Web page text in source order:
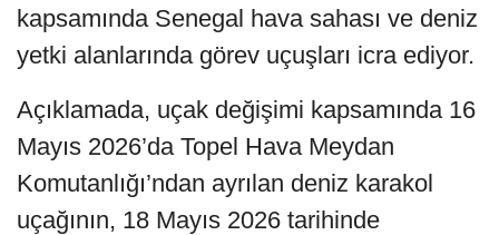
kapsamında Senegal hava sahası ve deniz
yetki alanlarında görev uçuşları icra ediyor.
Açıklamada, uçak değişimi kapsamında 16
Mayıs 2026’da Topel Hava Meydan
Komutanlığı’ndan ayrılan deniz karakol
uçağının, 18 Mayıs 2026 tarihinde